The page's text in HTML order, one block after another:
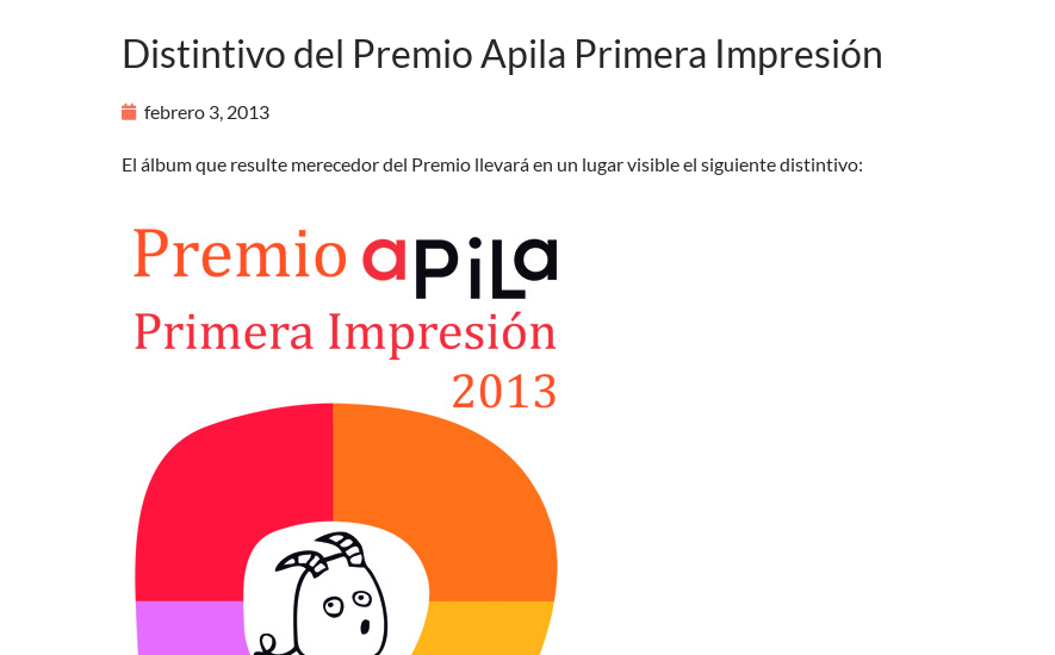
Distintivo del Premio Apila Primera Impresión
febrero 3, 2013
El álbum que resulte merecedor del Premio llevará en un lugar visible el siguiente distintivo: